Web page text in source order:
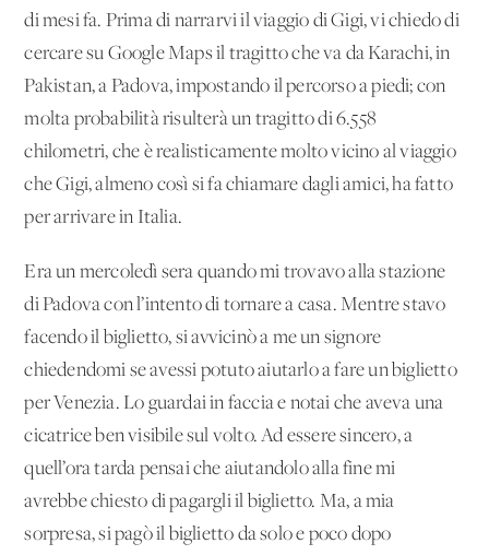
di mesi fa. Prima di narrarvi il viaggio di Gigi, vi chiedo di
cercare su Google Maps il tragitto che va da Karachi, in
Pakistan, a Padova, impostando il percorso a piedi; con
molta probabilità risulterà un tragitto di 6.558
chilometri, che è realisticamente molto vicino al viaggio
che Gigi, almeno così si fa chiamare dagli amici, ha fatto
per arrivare in Italia.
Era un mercoledì sera quando mi trovavo alla stazione
di Padova con l’intento di tornare a casa. Mentre stavo
facendo il biglietto, si avvicinò a me un signore
chiedendomi se avessi potuto aiutarlo a fare un biglietto
per Venezia. Lo guardai in faccia e notai che aveva una
cicatrice ben visibile sul volto. Ad essere sincero, a
quell’ora tarda pensai che aiutandolo alla fine mi
avrebbe chiesto di pagargli il biglietto. Ma, a mia
sorpresa, si pagò il biglietto da solo e poco dopo